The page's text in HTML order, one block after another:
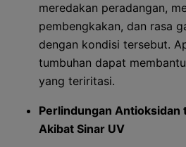
meredakan peradangan,
pembengkakan, dan rasa
dengan kondisi tersebut.
tumbuhan dapat
yang teriritasi.
Perlindungan Antioksidan
Akibat Sinar UV